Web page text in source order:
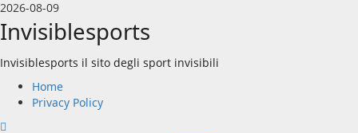
Vai
al
contenuto
2026-08-09
Invisiblesports
Invisiblesports il sito degli sport invisibili
Menu
principale
Home
Privacy Policy